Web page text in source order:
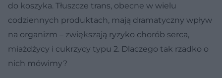
do koszyka. Tłuszcze trans, obecne w wielu
codziennych produktach, mają dramatyczny wpływ
na organizm – zwiększają ryzyko chorób serca,
miażdżycy i cukrzycy typu 2. Dlaczego tak rzadko o
nich mówimy?